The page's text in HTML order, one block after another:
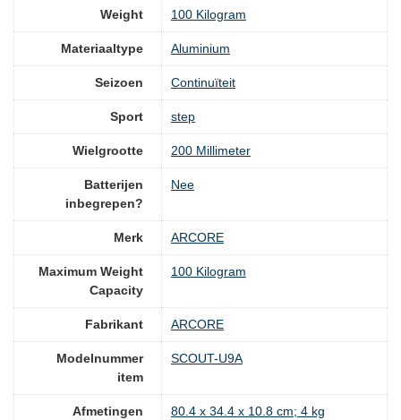
Weight ‎100 Kilogram
Materiaaltype ‎Aluminium
Seizoen ‎Continuïteit
Sport ‎step
Wielgrootte ‎200 Millimeter
Batterijen
inbegrepen?
‎Nee
Merk ‎ARCORE
Maximum Weight
Capacity
‎100 Kilogram
Fabrikant ‎ARCORE
Modelnummer
item
‎SCOUT-U9A
Afmetingen
‎80.4 x 34.4 x 10.8 cm; 4 kg